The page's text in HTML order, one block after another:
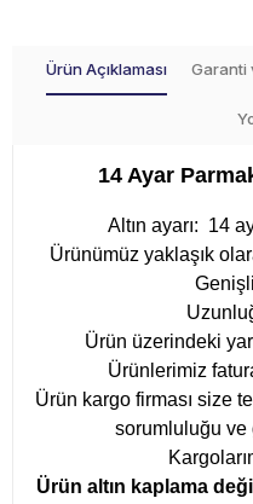
Ürün Açıklaması Garanti
14 Ayar
Altın ayarı: 14
Ürünümüz yaklaşık
Ürün üzerindeki
Ürünlerimiz
Ürün kargo firması size
sorumluluğu ve
Ürün altın kaplama